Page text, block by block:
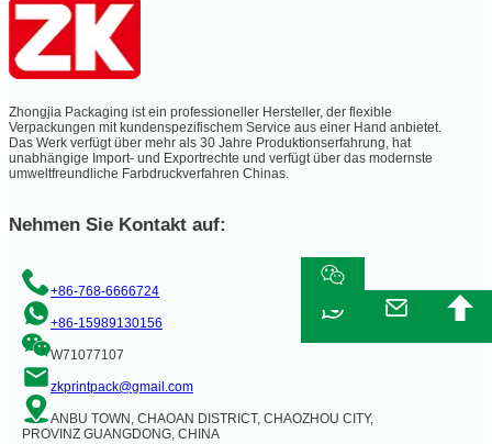
Zhongjia Packaging ist ein professioneller Hersteller, der flexible
Verpackungen mit kundenspezifischem Service aus einer Hand anbietet.
Das Werk verfügt über mehr als 30 Jahre Produktionserfahrung, hat
unabhängige Import- und Exportrechte und verfügt über das modernste
umweltfreundliche Farbdruckverfahren Chinas.
Nehmen Sie Kontakt auf:
+86-768-6666724
+86-15989130156
W71077107
zkprintpack@gmail.com
ANBU TOWN, CHAOAN DISTRICT, CHAOZHOU CITY,
PROVINZ GUANGDONG, CHINA